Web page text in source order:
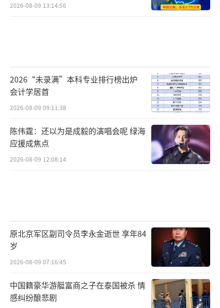
2026-08-09 13:14:56
2026“未录满”本科专业排行榜出炉
会计学居首
2026-08-09 09:11:38
陈伟霆：还以为是成毅的演唱会呢 绿海
应援成焦点
2026-08-09 12:08:14
原北京军区副司令员李永金逝世 享年84
岁
2026-08-09 07:16:45
中国籍豪华游艇富商之子在泰国被杀 情
感纠纷酿悲剧